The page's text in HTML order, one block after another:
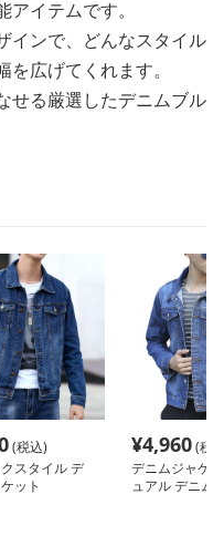
イテムです。
インで、どんなスタイル
広げてくれます。
せる厳選したデニムブル
(税込)
スタイル デ
ット
¥4,960(税
デニムジャケ
ュアル デニム